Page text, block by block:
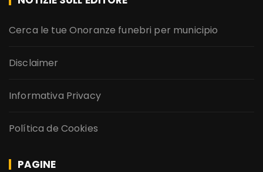
Cerca le tue Onoranze funebri per municipio
Disclaimer
Informativa Privacy
Política de Cookies
PAGINE